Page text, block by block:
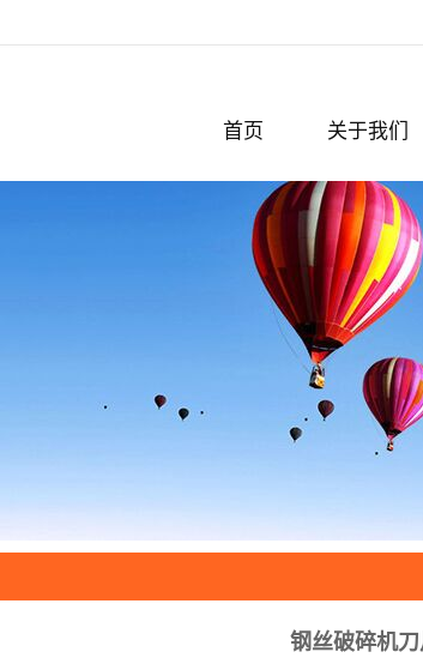
首页 关于我们
公司简介
认证与奖项
钢丝破碎机刀